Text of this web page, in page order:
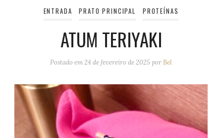
ENTRADA PRATO PRINCIPAL PROTEÍNAS
ATUM TERIYAKI
Postado em24 de fevereiro de 2025 porBel